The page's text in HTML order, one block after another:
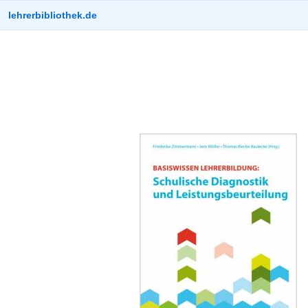
lehrerbibliothek.de